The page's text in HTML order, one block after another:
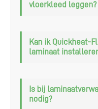
vloerkleed leggen?
Kan ik Quickheat-
laminaat
Is bij
nodig?